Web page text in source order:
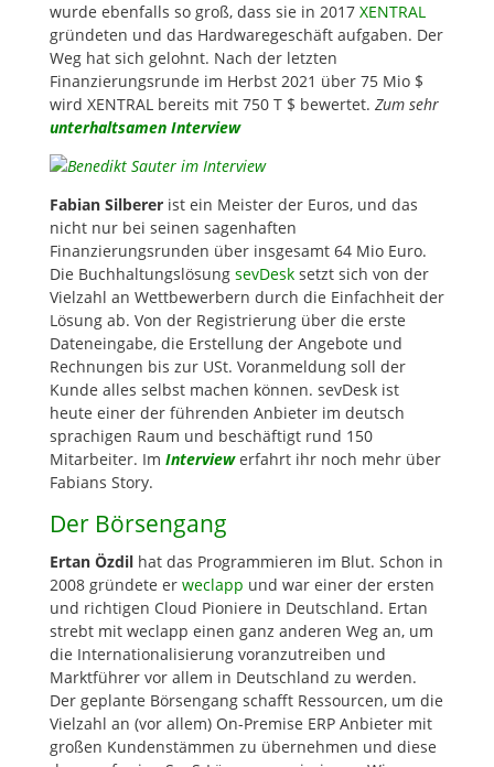
wurde ebenfalls so groß, dass sie in 2017 XENTRAL
gründeten und das Hardwaregeschäft aufgaben. Der
Weg hat sich gelohnt. Nach der letzten
Finanzierungsrunde im Herbst 2021 über 75 Mio $
wird XENTRAL bereits mit 750 T $ bewertet. Zum sehr
unterhaltsamen Interview
Fabian Silbererist ein Meister der Euros, und das
nicht nur bei seinen sagenhaften
Finanzierungsrunden über insgesamt 64 Mio Euro.
Die Buchhaltungslösung sevDesksetzt sich von der
Vielzahl an Wettbewerbern durch die Einfachheit der
Lösung ab. Von der Registrierung über die erste
Dateneingabe, die Erstellung der Angebote und
Rechnungen bis zur USt. Voranmeldung soll der
Kunde alles selbst machen können. sevDesk ist
heute einer der führenden Anbieter im deutsch
sprachigen Raum und beschäftigt rund 150
Mitarbeiter. Im Interview erfahrt ihr noch mehr über
Fabians Story.
Der Börsengang
Ertan Özdilhat das Programmieren im Blut. Schon in
2008 gründete er weclapp und war einer der ersten
und richtigen Cloud Pioniere in Deutschland. Ertan
strebt mit weclapp einen ganz anderen Weg an, um
die Internationalisierung voranzutreiben und
Marktführer vor allem in Deutschland zu werden.
Der geplante Börsengang schafft Ressourcen, um die
Vielzahl an (vor allem) On-Premise ERP Anbieter mit
großen Kundenstämmen zu übernehmen und diese